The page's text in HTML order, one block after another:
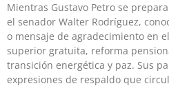
Mientras Gustavo Petro se
el senador Walter Rodríguez,
o mensaje de agradecimiento en
superior gratuita, reforma
transición energética y paz. Sus
expresiones de respaldo que